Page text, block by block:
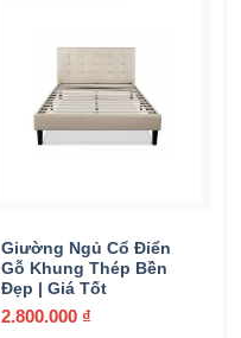
Giường Ngủ Cổ Điển
Gỗ Khung Thép Bền
Đẹp | Giá Tốt
2.800.000 ₫